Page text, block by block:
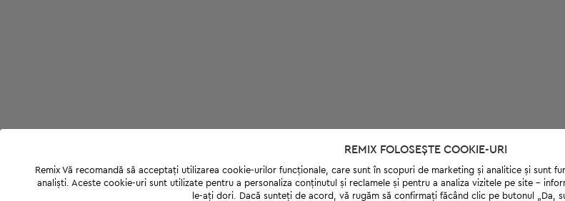
REMIX FOLOSEȘTE COOKIE-URI
Remix Vă recomandă să acceptați utilizarea cookie-urilor funcționale, care sunt în scopuri de marketing și analitice și sunt
analiști. Aceste cookie-uri sunt utilizate pentru a personaliza conținutul și reclamele și pentru a analiza vizitele pe site -
le-ați dori. Dacă sunteți de acord, vă rugăm să confirmați făcând clic pe butonul „Da,